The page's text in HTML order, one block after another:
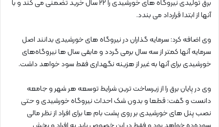
برق تولیدی نیروگاه های خورشیدی را ۲۲ سال خرید تضمنی می کند و با
آنها از ابتدا قرارداد می بندد.
وی اضافه کرد: سرمایه گذاران در نیروگاه های خورشیدی بدانند اصل
سرمایه آنها کمتر از سه سال برمی گردد و مابقی سال ها نیروگاه‌های
خورشیدی برای آنها به غیر از هزینه نگهداری فقط سود خواهد داشت.
وی در پایان برق را از زیرساخت ترین شرایط توسعه هر شهر و جامعه
دانست و گفت: قطعا و بدون شک احداث نیروگاه خورشیدی و حتی
نصب پنل های خورشیدی بر روی پشت بام ها برای افراد از نظر مالی